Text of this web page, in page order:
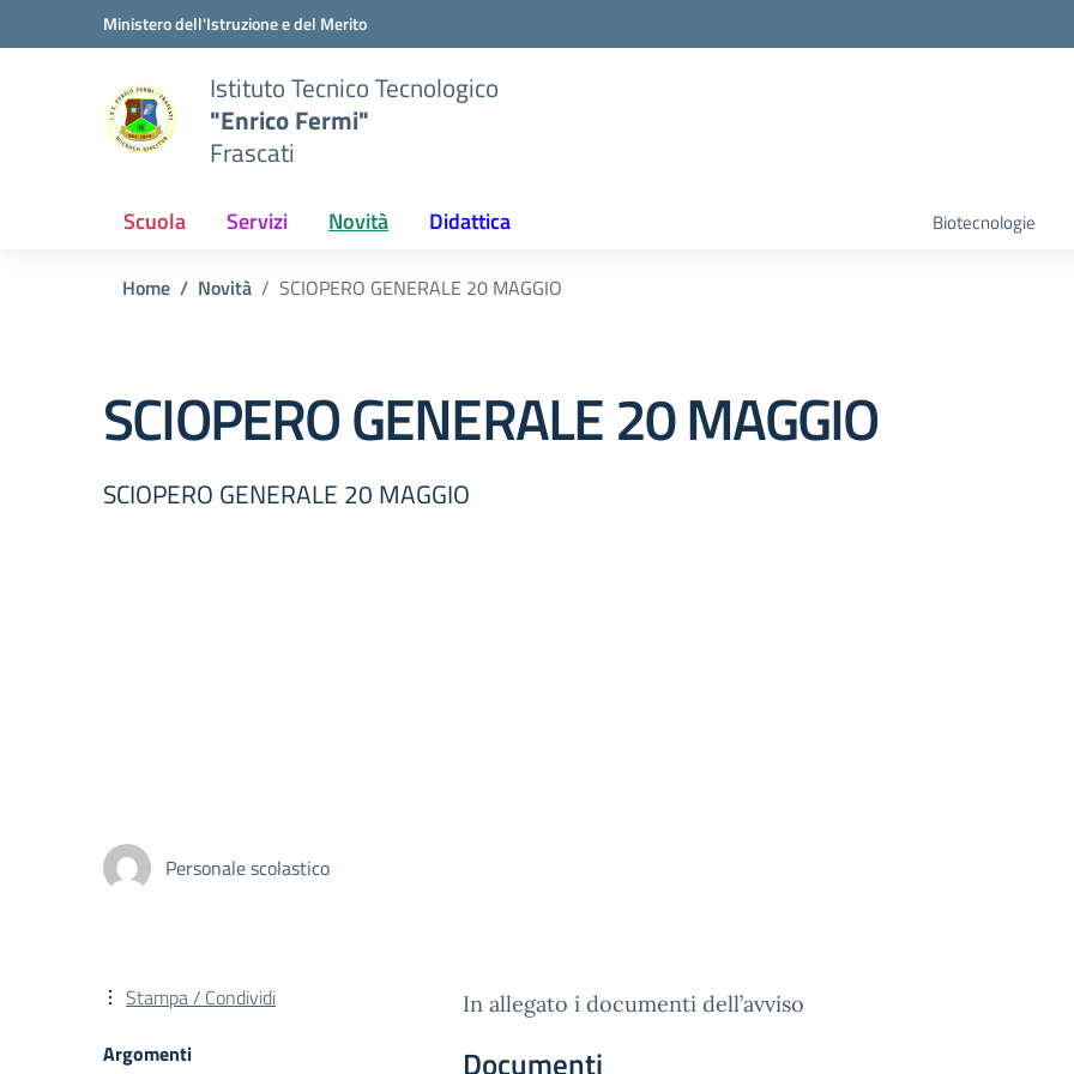
Vai ai contenuti
Vai al menu di navigazioneMinistero dell'Istruzione e del Merito
Istituto Tecnico Tecnologico
"Enrico Fermi"
Frascati
Scuola Servizi Novità Didattica Biotecnologie
Home Novità SCIOPERO GENERALE 20 MAGGIO
SCIOPERO GENERALE 20 MAGGIO
SCIOPERO GENERALE 20 MAGGIO
Personale scolastico
In allegato i documenti dell’avviso
Documenti
Stampa / Condividi
Argomenti